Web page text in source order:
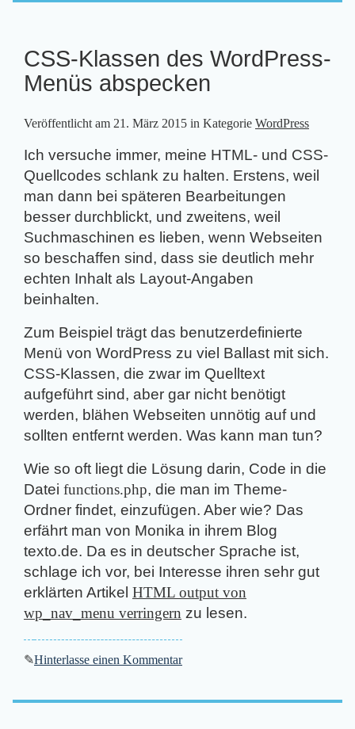
CSS-Klassen des WordPress-
Menüs abspecken
Veröffentlicht am 21. März 2015 in Kategorie WordPress
Ich versuche immer, meine HTML- und CSS-
Quellcodes schlank zu halten. Erstens, weil
man dann bei späteren Bearbeitungen
besser durchblickt, und zweitens, weil
Suchmaschinen es lieben, wenn Webseiten
so beschaffen sind, dass sie deutlich mehr
echten Inhalt als Layout-Angaben
beinhalten.
Zum Beispiel trägt das benutzerdefinierte
Menü von WordPress zu viel Ballast mit sich.
CSS-Klassen, die zwar im Quelltext
aufgeführt sind, aber gar nicht benötigt
werden, blähen Webseiten unnötig auf und
sollten entfernt werden. Was kann man tun?
Wie so oft liegt die Lösung darin, Code in die
Datei functions.php, die man im Theme-
Ordner findet, einzufügen. Aber wie? Das
erfährt man von Monika in ihrem Blog
texto.de. Da es in deutscher Sprache ist,
schlage ich vor, bei Interesse ihren sehr gut
erklärten Artikel HTML output von
wp_nav_menu verringern zu lesen.
✎Hinterlasse einen Kommentar